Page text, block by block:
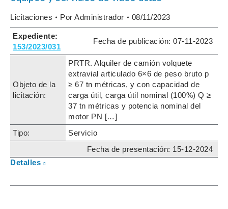
Licitaciones Por Administrador 08/11/2023
Expediente:
153/2023/031
Fecha de publicación: 07-11-2023
Objeto de la
licitación:
PRTR. Alquiler de camión volquete
extravial articulado 6×6 de peso bruto p
≥ 67 tn métricas, y con capacidad de
carga útil, carga útil nominal (100%) Q ≥
37 tn métricas y potencia nominal del
motor PN […]
Tipo:
Servicio
Fecha de presentación: 15-12-2024
Detalles